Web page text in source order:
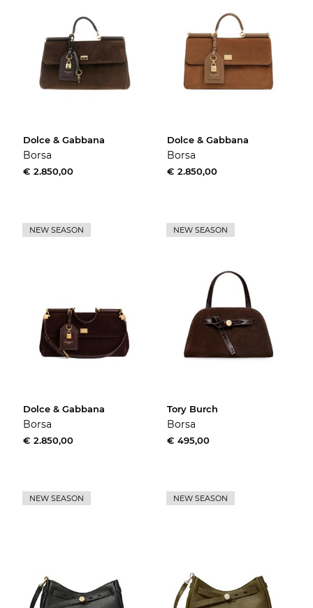
Dolce & Gabbana
Borsa
€ 2.850,00
Dolce & Gabbana
Borsa
€ 2.850,00
NEW SEASON
Dolce & Gabbana
Borsa
€ 2.850,00
NEW SEASON
Tory Burch
Borsa
€ 495,00
NEW SEASON NEW SEASON